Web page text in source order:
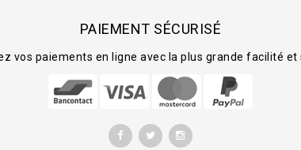
PAIEMENT SÉCURISÉ
vos paiements en ligne avec la plus grande facilité et